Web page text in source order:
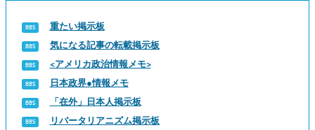
重たい掲示板
気になる記事の転載掲示板
<アメリカ政治情報メモ>
日本政界●情報メモ
「在外」日本人掲示板
リバータリアニズム掲示板